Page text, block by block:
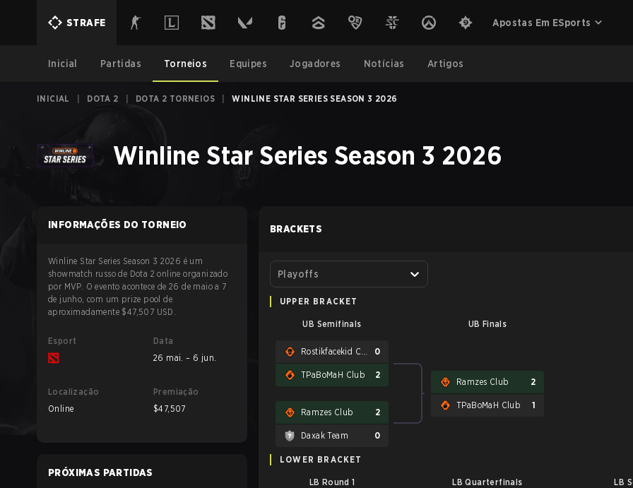
STRAFE Apostas Em ESports
Inicial Partidas Torneios Equipes Jogadores Notícias Artigos
INICIAL DOTA 2 DOTA 2 TORNEIOS WINLINE STAR SERIES SEASON 3 2026
Winline Star Series Season 3 2026
INFORMAÇÕES DO TORNEIO
Winline Star Series Season 3 2026 é um
showmatch russo de Dota 2 online organizado
por MVP. O evento acontece de 26 de maio a 7
de junho, com um prize pool de
aproximadamente $47,507 USD.
Esport
Data
26 mai. – 6 jun.
Localização
Online
Premiação
$47,507
PRÓXIMAS PARTIDAS
BRACKETS
Playoffs
UPPER BRACKET
UB Semifinals UB Finals
0
TPaBoMaH Club 2
Ramzes Club 2
Daxak Team 0
Ramzes Club 2
TPaBoMaH Club 1
LOWER BRACKET
LB Round 1 LB Quarterfinals LB